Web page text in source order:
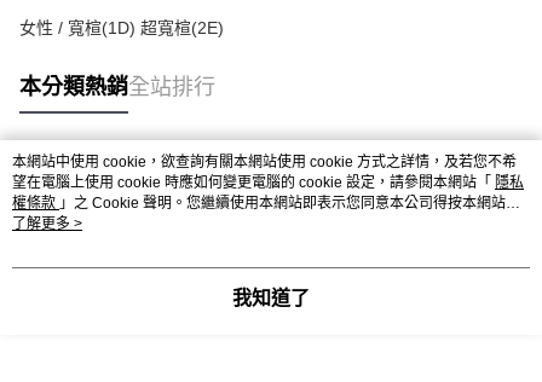
女性 / 寬楦(1D) 超寬楦(2E)
本分類熱銷全站排行
熱門標籤
本網站中使用 cookie，欲查詢有關本網站使用 cookie 方式之詳情，及若您不希
望在電腦上使用 cookie 時應如何變更電腦的 cookie 設定，請參閱本網站「 隱私
權條款 」之 Cookie 聲明。您繼續使用本網站即表示您同意本公司得按本網站使
用條款之 Cookie 聲明使用 cookie。
了解更多 >
我知道了